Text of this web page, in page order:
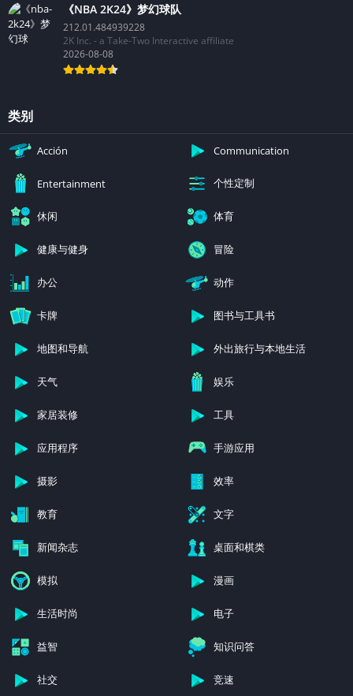
《NBA 2K24》梦幻球队
212.01.484939228
2K Inc. - a Take-Two Interactive affiliate
2026-08-08
类别
Acción Communication
Entertainment 个性定制
休闲 体育
健康与健身 冒险
办公 动作
卡牌 图书与工具书
地图和导航 外出旅行与本地生活
天气 娱乐
家居装修 工具
应用程序 手游应用
摄影 效率
教育 文字
新闻杂志 桌面和棋类
模拟 漫画
生活时尚 电子
益智 知识问答
社交 竞速